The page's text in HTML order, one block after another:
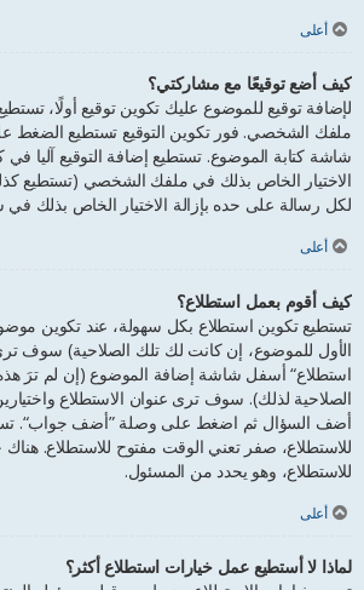
أعلى
كيف أضع توقيعًا مع مشاركتي؟
لإضافة توقيع للموضوع عليك تكوين توقيع أولًا،
ملفك الشخصي. فور تكوين التوقيع تستطيع الضغط
شاشة كتابة الموضوع. تستطيع إضافة التوقيع آليا في
الاختيار الخاص بذلك في ملفك الشخصي (تستطيع
لكل رسالة على حده بإزالة الاختيار الخاص بذلك
أعلى
كيف أقوم بعمل استطلاع؟
تستطيع تكوين استطلاع بكل سهولة، عند تكوين
الأول للموضوع، إن كانت لك تلك الصلاحية) سوف
استطلاع“ أسفل شاشة إضافة الموضوع (إن لم ترَ
الصلاحية لذلك). سوف ترى عنوان الاستطلاع
أضف السؤال ثم اضغط على وصلة ”أضف جواب“.
للاستطلاع، صفر تعني الوقت مفتوح للاستطلاع.
للاستطلاع، وهو يحدد من المسئول.
أعلى
لماذا لا أستطيع عمل خيارات استطلاع أكثر؟